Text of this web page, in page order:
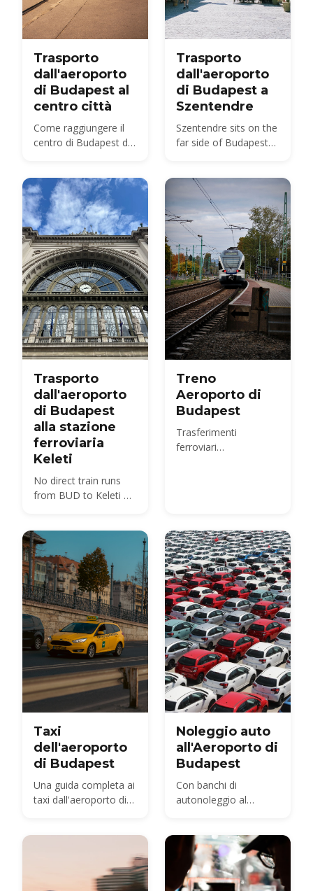
Trasporto
dall'aeroporto
di Budapest al
centro città
Come raggiungere il
centro di Budapest dal
treno, taxi e transfer a
confronto, con prezzi
e tempi.
Trasporto
dall'aeroporto
di Budapest a
Szentendre
Szentendre sits on the
far side of Budapest
km usually quoted.
Here is every route,
with 2026 fares.
Trasporto
dall'aeroporto
di Budapest
alla stazione
ferroviaria
Keleti
No direct train runs
from BUD to Keleti —
850 HUF budget route,
and 2026 taxi fares
under the new airport
surcharge.
Treno
Aeroporto di
Budapest
Trasferimenti
ferroviari
Taxi
dell'aeroporto
di Budapest
Una guida completa ai
taxi dall'aeroporto di
Noleggio auto
all'Aeroporto di
Budapest
Con banchi di
autonoleggio al
vostro ritmo — il
Balaton, l'Ansa del
Danubio, le regioni
vinicole intorno a Eger.